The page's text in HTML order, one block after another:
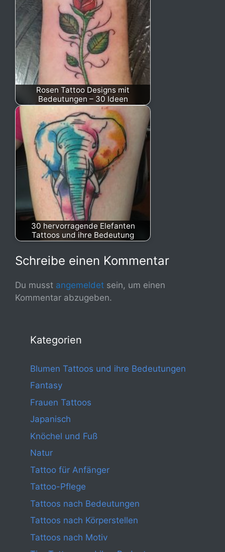
Rosen Tattoo Designs mit
Bedeutungen – 30 Ideen
30 hervorragende Elefanten
Tattoos und ihre Bedeutung
Schreibe einen Kommentar
Du musst angemeldet sein, um einen
Kommentar abzugeben.
Kategorien
Blumen Tattoos und ihre Bedeutungen
Fantasy
Frauen Tattoos
Japanisch
Knöchel und Fuß
Natur
Tattoo für Anfänger
Tattoo-Pflege
Tattoos nach Bedeutungen
Tattoos nach Körperstellen
Tattoos nach Motiv